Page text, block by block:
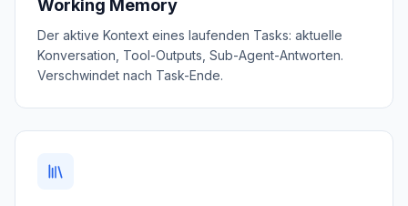
Working Memory
Der aktive Kontext eines laufenden Tasks: aktuelle
Konversation, Tool-Outputs, Sub-Agent-Antworten.
Verschwindet nach Task-Ende.